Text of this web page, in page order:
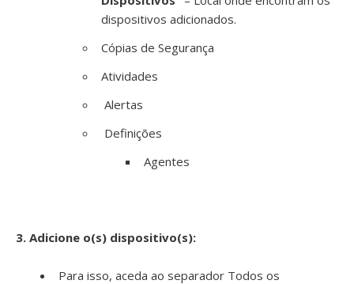
dispositivos adicionados.
Cópias de Segurança
Atividades
Alertas
Definições
Agentes
3. Adicione o(s) dispositivo(s):
Para isso, aceda ao separador Todos os